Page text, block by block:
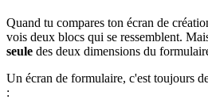
Quand tu compares ton écran de
vois deux blocs qui se ressemblent.
seule des deux dimensions du
Un écran de formulaire, c'est toujours
: